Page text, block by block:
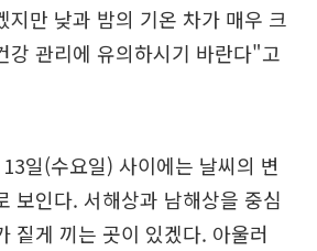
지만 낮과 밤의 기온 차가 매우 크
강 관리에 유의하시기 바란다"고
일(수요일) 사이에는 날씨의 변
보인다. 서해상과 남해상을 중심
짙게 끼는 곳이 있겠다. 아울러